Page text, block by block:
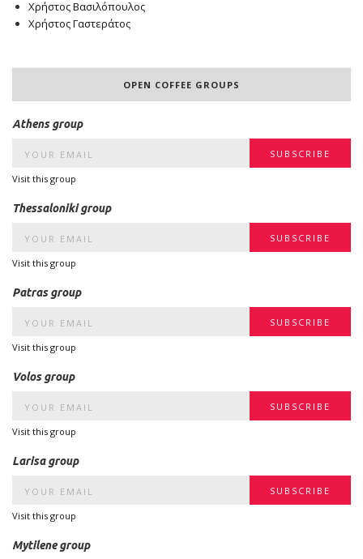
Χρήστος Βασιλόπουλος
Χρήστος Γαστεράτος
OPEN COFFEE GROUPS
Athens group
Visit this group
Thessaloniki group
Visit this group
Patras group
Visit this group
Volos group
Visit this group
Larisa group
Visit this group
Mytilene group